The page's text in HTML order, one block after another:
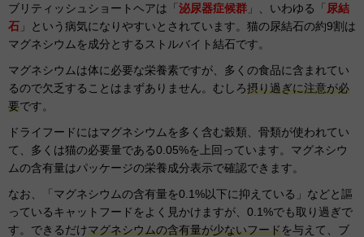
ブリティッシュショートヘアは「 泌尿器症候群 」、いわゆる「 尿結
石 」という病気になりやすいとされています。猫の尿結石の約9割は
マグネシウムを成分とするストルバイト結石です。
マグネシウムは体に必要な栄養素ですが、多くの食品に含まれてい
るので欠乏することはまずありません。むしろ摂り過ぎに注意が必
要です。
ドライフードにはマグネシウムを多く含む穀類、骨類が使われてい
て、多くは猫の必要量である0.05%を上回っています。マグネシウ
ムの含有量はパッケージの栄養成分表示で確認できます。
なお、「マグネシウムの含有量を0.1%以下に抑えている」などと謳
っているキャットフードをよく見かけますが、0.1%でも取り過ぎで
す。できるだけマグネシウムの含有量が少ないフードを与えて、ブ